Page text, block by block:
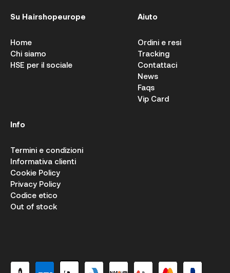
Su Hairshopeurope
Home
Chi siamo
HSE per il sociale
Aiuto
Ordini e resi
Tracking
Contattaci
News
Faqs
Vip Card
Info
Termini e condizioni
Informativa clienti
Cookie Policy
Privacy Policy
Codice etico
Out of stock